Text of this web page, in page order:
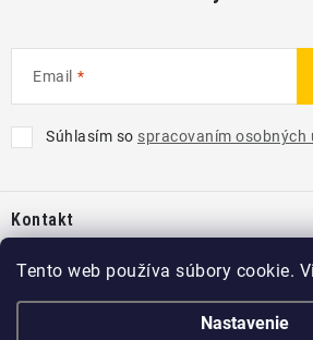
Tento web používa súbory cookie.
Nastavenie
Email
Súhlasím so spracovaním osobných
pKontakt
info @ kcshop.sk
+421 918 725 111
Kategórie